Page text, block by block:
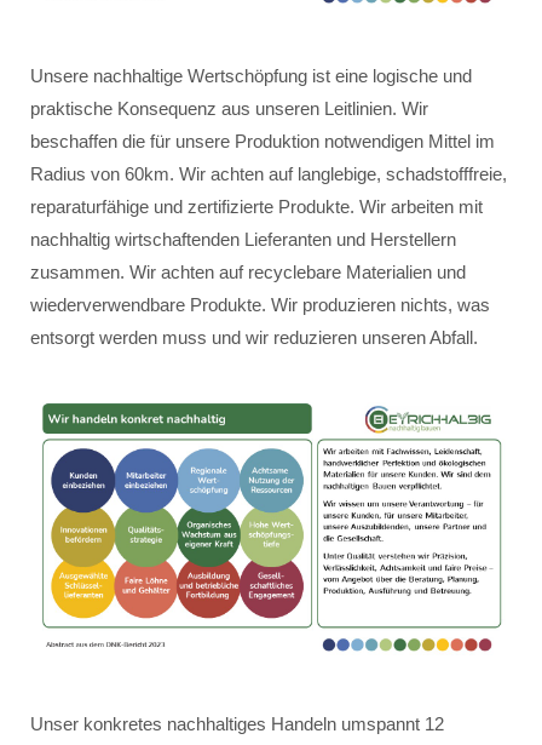
Unsere nachhaltige Wertschöpfung ist eine logische und
praktische Konsequenz aus unseren Leitlinien. Wir
beschaffen die für unsere Produktion notwendigen Mittel im
Radius von 60km. Wir achten auf langlebige, schadstofffreie,
reparaturfähige und zertifizierte Produkte. Wir arbeiten mit
nachhaltig wirtschaftenden Lieferanten und Herstellern
zusammen. Wir achten auf recyclebare Materialien und
wiederverwendbare Produkte. Wir produzieren nichts, was
entsorgt werden muss und wir reduzieren unseren Abfall.
Unser konkretes nachhaltiges Handeln umspannt 12